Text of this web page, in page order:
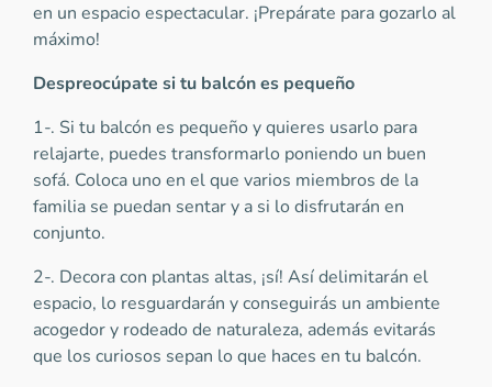
en un espacio espectacular. ¡Prepárate para gozarlo al
máximo!
Despreocúpate si tu balcón es pequeño
1-. Si tu balcón es pequeño y quieres usarlo para
relajarte, puedes transformarlo poniendo un buen
sofá. Coloca uno en el que varios miembros de la
familia se puedan sentar y a si lo disfrutarán en
conjunto.
2-. Decora con plantas altas, ¡sí! Así delimitarán el
espacio, lo resguardarán y conseguirás un ambiente
acogedor y rodeado de naturaleza, además evitarás
que los curiosos sepan lo que haces en tu balcón.